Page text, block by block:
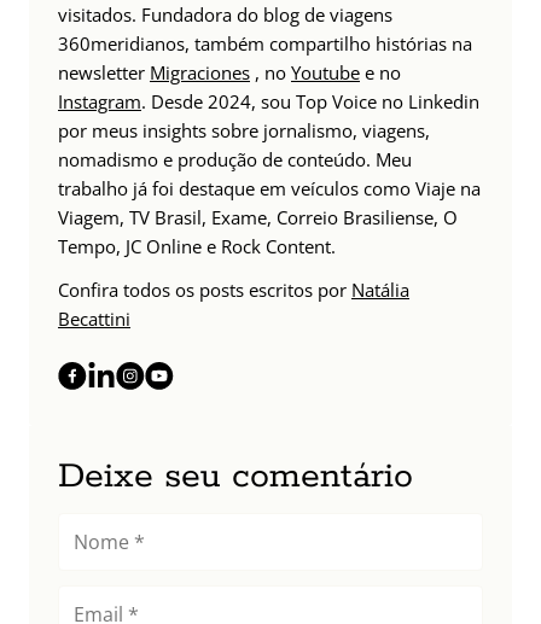
visitados. Fundadora do blog de viagens
360meridianos, também compartilho histórias na
newsletter Migraciones , no Youtube e no
Instagram. Desde 2024, sou Top Voice no Linkedin
por meus insights sobre jornalismo, viagens,
nomadismo e produção de conteúdo. Meu
trabalho já foi destaque em veículos como Viaje na
Viagem, TV Brasil, Exame, Correio Brasiliense, O
Tempo, JC Online e Rock Content.
Confira todos os posts escritos por Natália
Becattini
Deixe seu comentário